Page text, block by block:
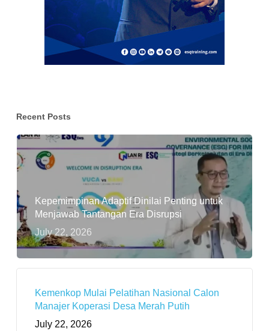
Recent Posts
Kepemimpinan Adaptif Dinilai Penting untuk
Menjawab Tantangan Era Disrupsi
July 22, 2026
Kemenkop Mulai Pelatihan Nasional Calon
Manajer Koperasi Desa Merah Putih
July 22, 2026